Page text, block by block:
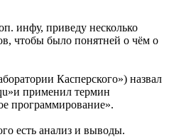
инфу, приведу несколько
чтобы было понятней о чём о
Касперского») назвал
применил термин
программирование».
есть анализ и выводы.